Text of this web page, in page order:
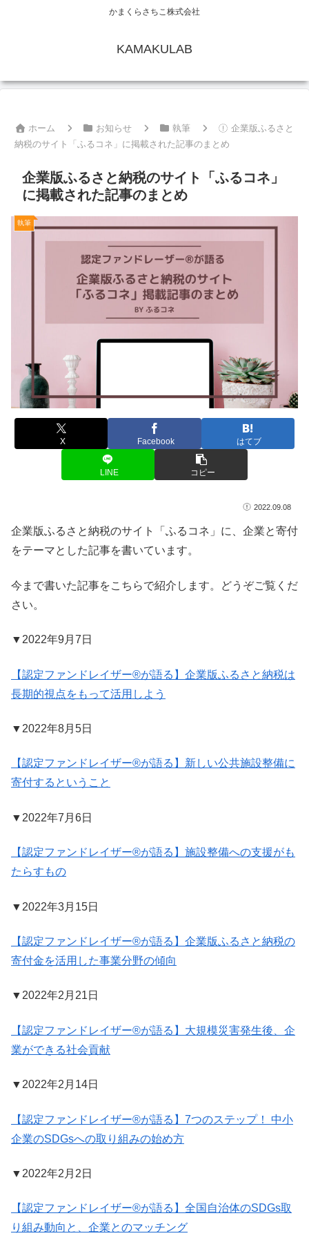
かまくらさちこ株式会社
KAMAKULAB
ホーム お知らせ 執筆
企業版ふるさと
納税のサイト「ふるコネ」に掲載された記事のまとめ
企業版ふるさと納税のサイト「ふるコネ」
に掲載された記事のまとめ
執筆
X Facebook はてブ
LINE コピー
2022.09.08
企業版ふるさと納税のサイト「ふるコネ」に、企業と寄付
をテーマとした記事を書いています。
今まで書いた記事をこちらで紹介します。どうぞご覧くだ
さい。
▼2022年9月7日
【認定ファンドレイザー®が語る】企業版ふるさと納税は
長期的視点をもって活用しよう
▼2022年8月5日
【認定ファンドレイザー®が語る】新しい公共施設整備に
寄付するということ
▼2022年7月6日
【認定ファンドレイザー®が語る】施設整備への支援がも
たらすもの
▼2022年3月15日
【認定ファンドレイザー®が語る】企業版ふるさと納税の
寄付金を活用した事業分野の傾向
▼2022年2月21日
【認定ファンドレイザー®が語る】大規模災害発生後、企
業ができる社会貢献
▼2022年2月14日
【認定ファンドレイザー®が語る】7つのステップ！ 中小
企業のSDGsへの取り組みの始め方
▼2022年2月2日
【認定ファンドレイザー®が語る】全国自治体のSDGs取
り組み動向と、企業とのマッチング